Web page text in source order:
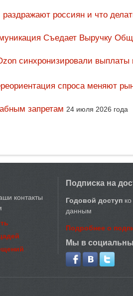
раздражают россиян и что
Съедает Выручку
синхронизировали выплаты
спроса меняют
запретам 24 июля 2026 года
контакты
Подписка на
Годовой доступ
данным
Подробнее о
Мы в